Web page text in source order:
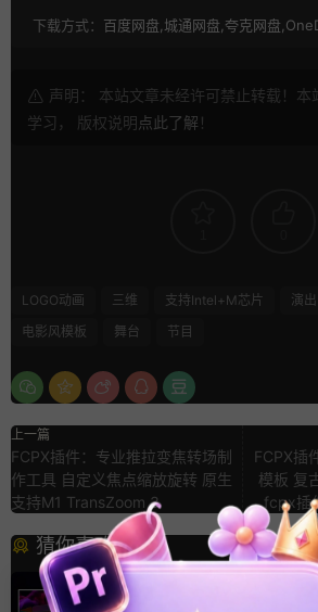
下载方式： 百度网盘,城通网盘,夸克网盘
声明： 本站文章未经许可禁止转载！本
学习， 版权说明点此了解 ！
LOGO动画 三维 支持Intel+M芯片 演出
电影风模板
舞台 节目
上一篇
FCPX插件：专业推拉变焦转场制
作工具 自定义焦点缩放旋转 原生
支持M1 TransZoom 3
FCPX插
模板 复
fcpx插
猜你喜欢